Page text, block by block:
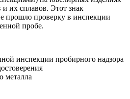
их сплавов. Этот знак
прошло проверку в инспекции
пробе.
инспекции пробирного надзора
металла